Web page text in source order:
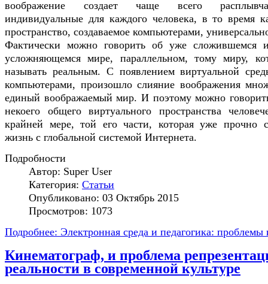
воображение создает чаще всего
индивидуальные для каждого человека, в то время
пространство, создаваемое компьютерами,
Фактически можно говорить об уже сложившемся и
усложняющемся мире, параллельном, тому миру,
называть реальным. С появлением виртуальной
компьютерами, произошло слияние воображения
единый воображаемый мир. И поэтому можно
некоего общего виртуального пространства
крайней мере, той его части, которая уже прочно
жизнь с глобальной системой Интернета.
Подробности
Автор: Super User
Категория: Статьи
Опубликовано: 03 Октябрь 2015
Просмотров: 1073
Подробнее: Электронная среда и педагогика:
Кинематограф, и проблема
реальности в современной культуре